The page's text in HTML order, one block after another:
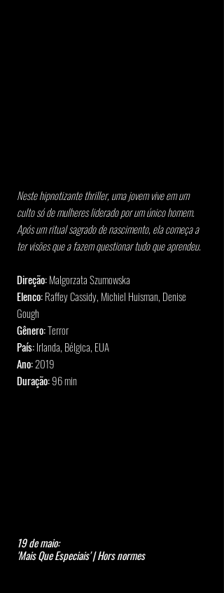
Neste hipnotizante thriller, uma jovem vive em um
culto só de mulheres liderado por um único homem.
Após um ritual sagrado de nascimento, ela começa a
ter visões que a fazem questionar tudo que aprendeu.
Direção: Malgorzata Szumowska
Elenco: Raffey Cassidy, Michiel Huisman, Denise
Gough
Gênero: Terror
País: Irlanda, Bélgica, EUA
Ano: 2019
Duração: 96 min
19 de maio:
'Mais Que Especiais' | Hors normes